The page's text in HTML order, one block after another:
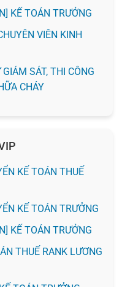
KẾ TOÁN TRƯỞNG
VIÊN KINH
SÁT, THI CÔNG
CHÁY
KẾ TOÁN THUẾ
KẾ TOÁN TRƯỞNG
KẾ TOÁN TRƯỞNG
THUẾ RANK LƯƠNG